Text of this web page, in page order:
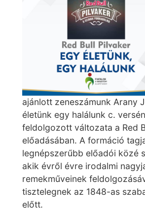
ajánlott zeneszámunk Arany
életünk egy halálunk c.
feldolgozott változata a Red
előadásában. A formáció
legnépszerűbb előadói közé
akik évről évre irodalmi
remekműveinek
tisztelegnek az 1848-as
előtt.